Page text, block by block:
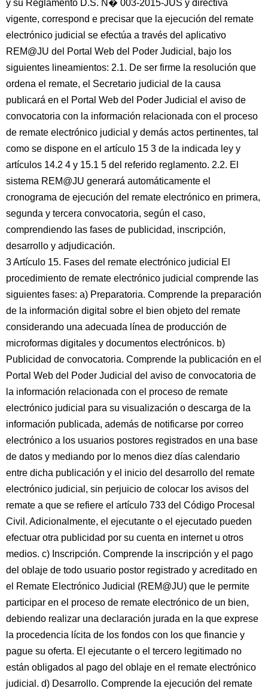
y su Reglamento D.S. N� 003-2015-JUS y directiva
vigente, correspond e precisar que la ejecución del remate
electrónico judicial se efectúa a través del aplicativo
REM@JU del Portal Web del Poder Judicial, bajo los
siguientes lineamientos: 2.1. De ser firme la resolución que
ordena el remate, el Secretario judicial de la causa
publicará en el Portal Web del Poder Judicial el aviso de
convocatoria con la información relacionada con el proceso
de remate electrónico judicial y demás actos pertinentes, tal
como se dispone en el artículo 15 3 de la indicada ley y
artículos 14.2 4 y 15.1 5 del referido reglamento. 2.2. El
sistema REM@JU generará automáticamente el
cronograma de ejecución del remate electrónico en primera,
segunda y tercera convocatoria, según el caso,
comprendiendo las fases de publicidad, inscripción,
desarrollo y adjudicación.
3 Artículo 15. Fases del remate electrónico judicial El
procedimiento de remate electrónico judicial comprende las
siguientes fases: a) Preparatoria. Comprende la preparación
de la información digital sobre el bien objeto del remate
considerando una adecuada línea de producción de
microformas digitales y documentos electrónicos. b)
Publicidad de convocatoria. Comprende la publicación en el
Portal Web del Poder Judicial del aviso de convocatoria de
la información relacionada con el proceso de remate
electrónico judicial para su visualización o descarga de la
información publicada, además de notificarse por correo
electrónico a los usuarios postores registrados en una base
de datos y mediando por lo menos diez días calendario
entre dicha publicación y el inicio del desarrollo del remate
electrónico judicial, sin perjuicio de colocar los avisos del
remate a que se refiere el artículo 733 del Código Procesal
Civil. Adicionalmente, el ejecutante o el ejecutado pueden
efectuar otra publicidad por su cuenta en internet u otros
medios. c) Inscripción. Comprende la inscripción y el pago
del oblaje de todo usuario postor registrado y acreditado en
el Remate Electrónico Judicial (REM@JU) que le permite
participar en el proceso de remate electrónico de un bien,
debiendo realizar una declaración jurada en la que exprese
la procedencia lícita de los fondos con los que financie y
pague su oferta. El ejecutante o el tercero legitimado no
están obligados al pago del oblaje en el remate electrónico
judicial. d) Desarrollo. Comprende la ejecución del remate